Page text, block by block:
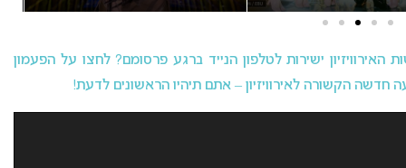
מסעירה את הרשת
ישירות לטלפון הנייד ברגע פרסומם? לחצו על הפעמון
הקשורה לאירוויזיון – אתם תיהיו הראשונים לדעת!